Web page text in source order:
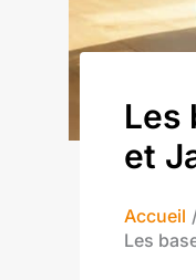
Les
et
Accueil
Les